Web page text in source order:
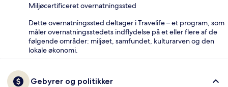
Miljøcertificeret overnatningssted
Dette overnatningssted deltager i Travelife – et program, som
måler overnatningsstedets indflydelse på et eller flere af de
følgende områder: miljøet, samfundet, kulturarven og den
lokale økonomi.
Gebyrer og politikker